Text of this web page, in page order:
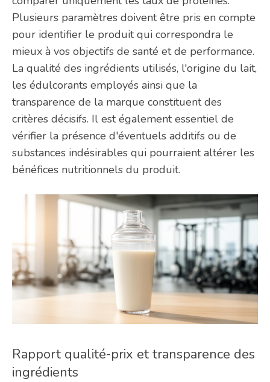
Plusieurs paramètres doivent être pris en compte
pour identifier le produit qui correspondra le
mieux à vos objectifs de santé et de performance.
La qualité des ingrédients utilisés, l'origine du lait,
les édulcorants employés ainsi que la
transparence de la marque constituent des
critères décisifs. Il est également essentiel de
vérifier la présence d'éventuels additifs ou de
substances indésirables qui pourraient altérer les
bénéfices nutritionnels du produit.
Rapport qualité-prix et transparence des
ingrédients